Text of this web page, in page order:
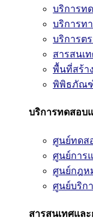
บริการท
บริการท
บริการต
สารสนเ
พื้นที่สร้า
พิพิธภัณ
บริการทดสอบ
ศูนย์ทดส
ศูนย์การ
ศูนย์กฎห
ศูนย์บริก
สารสนเทศแล